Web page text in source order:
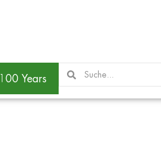
100 Years